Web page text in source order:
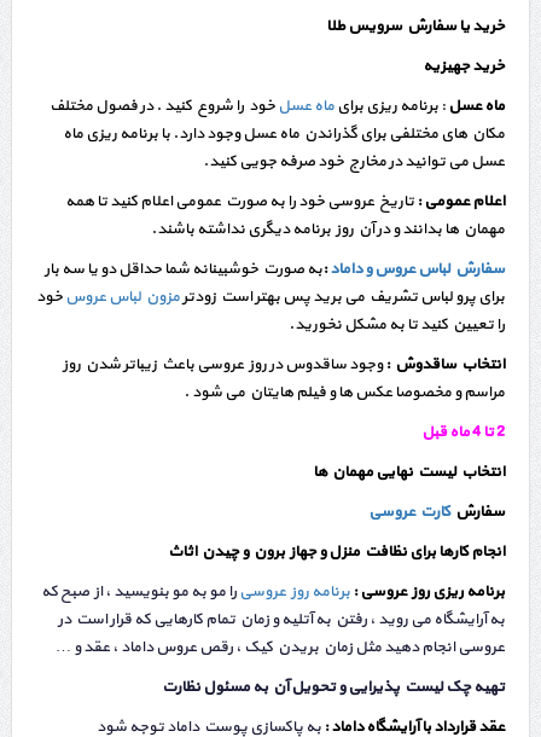
خرید یا سفارش سرویس طلا
خرید جهیزیه
ماه عسل : برنامه ریزی برای ماه عسل خود را شروع کنید . در فصول مختلف
مکان های مختلفی برای گذراندن ماه عسل وجود دارد. با برنامه ریزی ماه
عسل می توانید در مخارج خود صرفه جویی کنید.
اعلام عمومی : تاریخ عروسی خود را به صورت عمومی اعلام کنید تا همه
مهمان ها بدانند و در آن روز برنامه دیگری نداشته باشند.
سفارش لباس عروس و داماد:به صورت خوشبینانه شما حداقل دو یا سه بار
برای پرو لباس تشریف می برید پس بهتر است زودترمزون لباس عروس خود
را تعیین کنید تا به مشکل نخورید.
انتخاب ساقدوش :وجود ساقدوس در روز عروسی باعث زیباتر شدن روز
مراسم و مخصوصا عکس ها و فیلم هایتان می شود .
2 تا 4 ماه قبل
انتخاب لیست نهایی مهمان ها
سفارشکارت عروسی
انجام کارها برای نظافت منزل و جهاز برون و چیدن اثاث
برنامه ریزی روز عروسی : برنامه روز عروسی را مو به مو بنویسید ، از صبح که
به آرایشگاه می روید ، رفتن به آتلیه و زمان تمام کارهایی که قرار است در
عروسی انجام دهید مثل زمان بریدن کیک ، رقص عروس داماد ، عقد و …
تهیه چک لیست پذیرایی و تحویل آن به مسئول نظارت
عقد قرارداد با آرایشگاه داماد : به پاکسازی پوست داماد توجه شود